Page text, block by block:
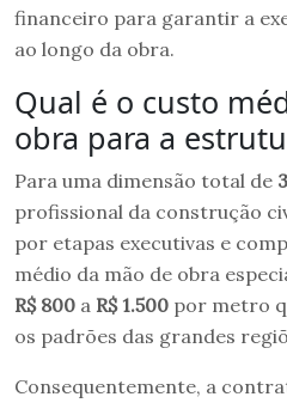
financeiro para garantir a
ao longo da obra.
Qual é o custo
obra para a
Para uma dimensão total de
profissional da construção
por etapas executivas e
médio da mão de obra
R$ 800 a R$ 1.500 por metro
os padrões das grandes
Consequentemente, a